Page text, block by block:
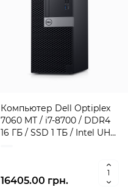
Компьютер Dell Optiplex
7060 MT / i7-8700 / DDR4
16 ГБ / SSD 1 ТБ / Intel UHD
16405.00 грн.